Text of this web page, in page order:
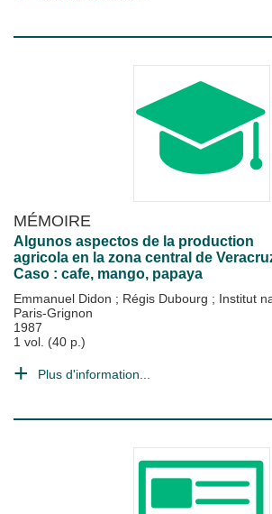
MÉMOIRE
Algunos aspectos de la production
agricola en la zona central de
Caso : cafe, mango, papaya
Emmanuel Didon ; Régis Dubourg ; Institut
Paris-Grignon
1987
1 vol. (40 p.)
Plus d'information...